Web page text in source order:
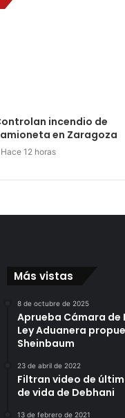
incendio de
en Zaragoza
Hace 12 horas
Más vistas
8 de octubre de 2025
Aprueba Cámara de
Ley Aduanera
Sheinbaum
23 de abril de 2022
Filtran video de
de vida de Debhani
13 de febrero de 2021